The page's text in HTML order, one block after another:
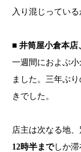
入り混じってい
■ 井筒屋小倉本店
一週間におよぶ
ました。三年ぶ
きでした。
店主は次なる地、
12時半までしか滞